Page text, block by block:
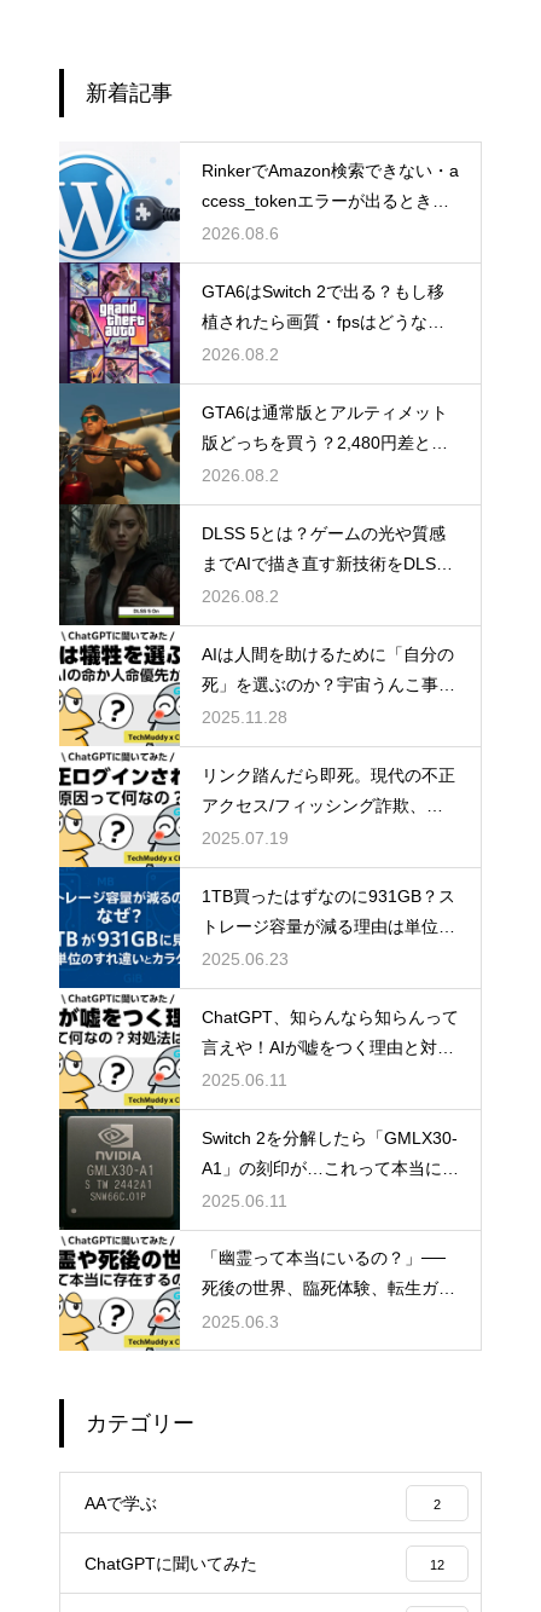
新着記事
RinkerでAmazon検索できない・a
ccess_tokenエラーが出るときの
直し方【Creators API 3.3】
2026.08.6
GTA6はSwitch 2で出る？もし移
植されたら画質・fpsはどうなる
のか
2026.08.2
GTA6は通常版とアルティメット
版どっちを買う？2,480円差と予
約特典の違い
2026.08.2
DLSS 5とは？ゲームの光や質感
までAIで描き直す新技術をDLSS
4.5と比較
2026.08.2
AIは人間を助けるために「自分の
死」を選ぶのか？宇宙うんこ事件
で読み解くAI倫理のリアル
2025.11.28
リンク踏んだら即死。現代の不正
アクセス/フィッシング詐欺、怖
すぎ問題。
2025.07.19
1TB買ったはずなのに931GB？ス
トレージ容量が減る理由は単位の
すれ違い
2025.06.23
ChatGPT、知らんなら知らんって
言えや！AIが嘘をつく理由と対策
方法について
2025.06.11
Switch 2を分解したら「GMLX30-
A1」の刻印が…これって本当にT
egraなの？
2025.06.11
「幽霊って本当にいるの？」──
死後の世界、臨死体験、転生ガチ
ャ説まで真相に迫る雑談考察
2025.06.3
カテゴリー
AAで学ぶ 2
ChatGPTに聞いてみた 12